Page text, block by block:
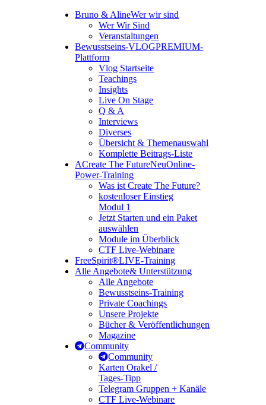
Bruno & AlineWer wir sind
Wer Wir Sind
Veranstaltungen
Bewusstseins-VLOGPREMIUM-
Plattform
Vlog Startseite
Teachings
Insights
Live On Stage
Q & A
Interviews
Diverses
Übersicht & Themenauswahl
Komplette Beitrags-Liste
ACreate The FutureNeuOnline-
Power-Training
Was ist Create The Future?
kostenloser Einstieg
Modul 1
Jetzt Starten und ein Paket
auswählen
Module im Überblick
CTF Live-Webinare
FreeSpirit®LIVE-Training
Alle Angebote& Unterstützung
Alle Angebote
Bewusstseins-Training
Private Coachings
Unsere Projekte
Bücher & Veröffentlichungen
Magazine
Community
Community
Karten Orakel /
Tages-Tipp
Telegram Gruppen + Kanäle
CTF Live-Webinare